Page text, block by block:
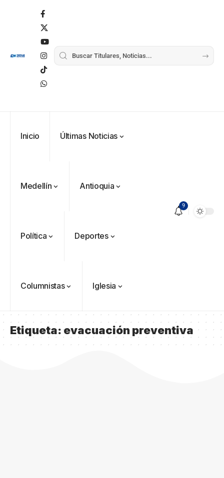
Inicio Últimas Noticias
Medellín Antioquia
Política Deportes
Columnistas Iglesia
9
Etiqueta:evacuación preventiva